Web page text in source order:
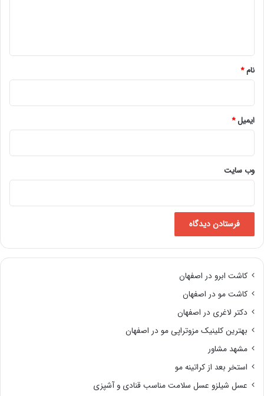
نام*
ایمیل*
وب‌ سایت
کاشت ابرو در اصفهان
کاشت مو در اصفهان
دکتر لاغری در اصفهان
بهترین کلینیک مزوتراپی مو در اصفهان
مشهد مشاور
استخر بعد از کراتینه مو
عسل شیلزو عسل سلامت مناسب قنادی و آشپزی